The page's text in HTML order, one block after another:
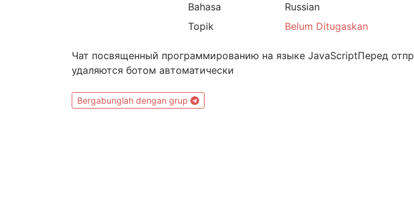
Bahasa
Russian
Topik
Belum Ditugaskan
Чат посвященный программированию на языке JavaScriptПеред
удаляются ботом автоматически
Bergabunglah dengan grup